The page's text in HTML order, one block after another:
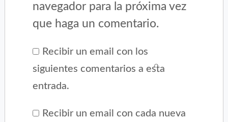
navegador para la próxima vez
que haga un comentario.
Recibir un email con los
siguientes comentarios a esta
entrada.
Recibir un email con cada nueva